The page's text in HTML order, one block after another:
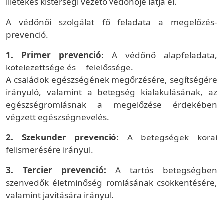
A védőnői szolgálat fő feladata a megelőzés-
prevenció.
1. Primer prevenció: A védőnő alapfeladata,
kötelezettsége és felelőssége.
A családok egészségének megőrzésére, segítségére
irányuló, valamint a betegség kialakulásának, az
egészségromlásnak a megelőzése érdekében
végzett egészségnevelés.
2. Szekunder prevenció: A betegségek korai
felismerésére irányul.
3. Tercier prevenció: A tartós betegségben
szenvedők életminőség romlásának csökkentésére,
valamint javítására irányul.